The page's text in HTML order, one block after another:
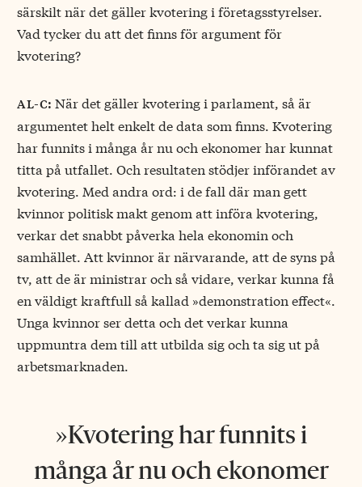
särskilt när det gäller kvotering i företagsstyrelser.
Vad tycker du att det finns för argument för
kvotering?
al-c: När det gäller kvotering i parlament, så är
argumentet helt enkelt de data som finns. Kvotering
har funnits i många år nu och ekonomer har kunnat
titta på utfallet. Och resultaten stödjer införandet av
kvotering. Med andra ord: i de fall där man gett
kvinnor politisk makt genom att införa kvotering,
verkar det snabbt påverka hela ekonomin och
samhället. Att kvinnor är närvarande, att de syns på
tv, att de är ministrar och så vidare, verkar kunna få
en väldigt kraftfull så kallad »demonstration effect«.
Unga kvinnor ser detta och det verkar kunna
uppmuntra dem till att utbilda sig och ta sig ut på
arbetsmarknaden.
Kvotering har funnits i
många år nu och ekonomer